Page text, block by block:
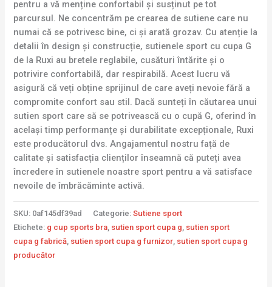
pentru a vă menține confortabil și susținut pe tot
parcursul. Ne concentrăm pe crearea de sutiene care nu
numai că se potrivesc bine, ci și arată grozav. Cu atenție la
detalii în design și construcție, sutienele sport cu cupa G
de la Ruxi au bretele reglabile, cusături întărite și o
potrivire confortabilă, dar respirabilă. Acest lucru vă
asigură că veți obține sprijinul de care aveți nevoie fără a
compromite confort sau stil. Dacă sunteți în căutarea unui
sutien sport care să se potrivească cu o cupă G, oferind în
același timp performanțe și durabilitate excepționale, Ruxi
este producătorul dvs. Angajamentul nostru față de
calitate și satisfacția clienților înseamnă că puteți avea
încredere în sutienele noastre sport pentru a vă satisface
nevoile de îmbrăcăminte activă.
SKU: 0af145df39ad Categorie:Sutiene sport
Etichete: g cup sports bra sutien sport cupa g sutien sport
cupa g fabrică sutien sport cupa g furnizor sutien sport cupa g
producător